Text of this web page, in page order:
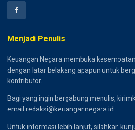
Menjadi Penulis
Keuangan Negara membuka
dengan latar belakang apapun untuk
kontributor.
Bagi yang ingin bergabung menulis,
email redaksi@keuangannegara.id
Untuk informasi lebih lanjut, silahkan